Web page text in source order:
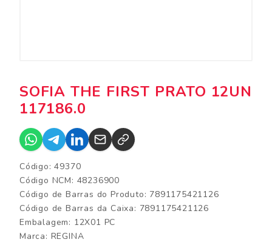
SOFIA THE FIRST PRATO 12UN
117186.0
Código: 49370
Código NCM: 48236900
Código de Barras do Produto: 7891175421126
Código de Barras da Caixa: 7891175421126
Embalagem: 12X01 PC
Marca: REGINA